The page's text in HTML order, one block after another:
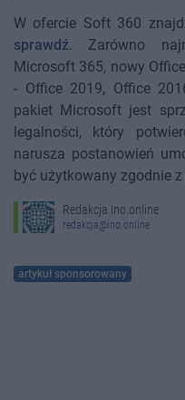
W ofercie Soft 360
sprawdź. Zarówno
Microsoft 365, nowy
- Office 2019, Office
pakiet Microsoft jest
legalności, który
narusza postanowień
być użytkowany zgodnie
Redakcja Ino.online
redakcja@ino.online
artykuł sponsorowany